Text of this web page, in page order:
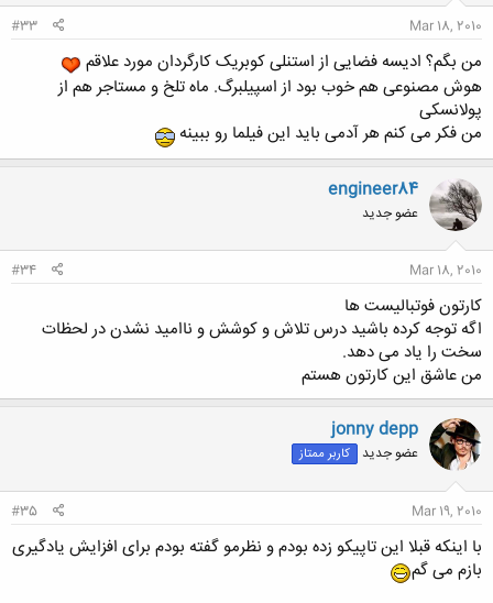
Mar 18, 2010
#33
من بگم؟ ادیسه فضایی از استنلی کوبریک کارگردان مورد علاقم
هوش مصنوعی هم خوب بود از اسپیلبرگ. ماه تلخ و مستاجر هم از
پولانسکی
من فکر می کنم هر آدمی باید این فیلما رو ببینه
engineer84
عضو جدید
Mar 18, 2010
#34
کارتون فوتبالیست ها
اگه توجه کرده باشید درس تلاش و کوشش و ناامید نشدن در لحظات
سخت را یاد می دهد.
من عاشق این کارتون هستم
jonny depp
عضو جدید کاربر ممتاز
Mar 19, 2010
#35
با اینکه قبلا این تاپیکو زده بودم و نظرمو گفته بودم برای افزایش یادگیری
بازم می گم